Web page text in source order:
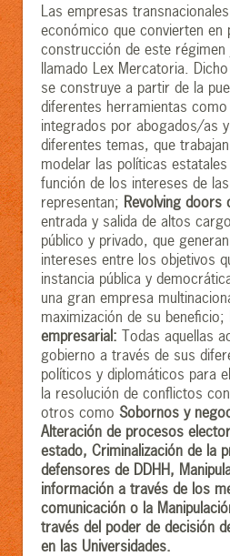
Las empresas
económico que convierten en
construcción de este
llamado Lex Mercatoria.
se construye a partir de la
diferentes herramientas
integrados por abogados/as
diferentes temas, que
modelar las políticas
función de los intereses de
representan; Revolving
entrada y salida de altos
público y privado, que
intereses entre los objetivos
instancia pública y
una gran empresa
maximización de su beneficio;
empresarial: Todas aquellas
gobierno a través de sus
políticos y diplomáticos para
la resolución de conflictos
otros como Sobornos y
Alteración de procesos
estado, Criminalización de la
defensores de DDHH,
información a través de los
comunicación o la
través del poder de decisión
en las Universidades.